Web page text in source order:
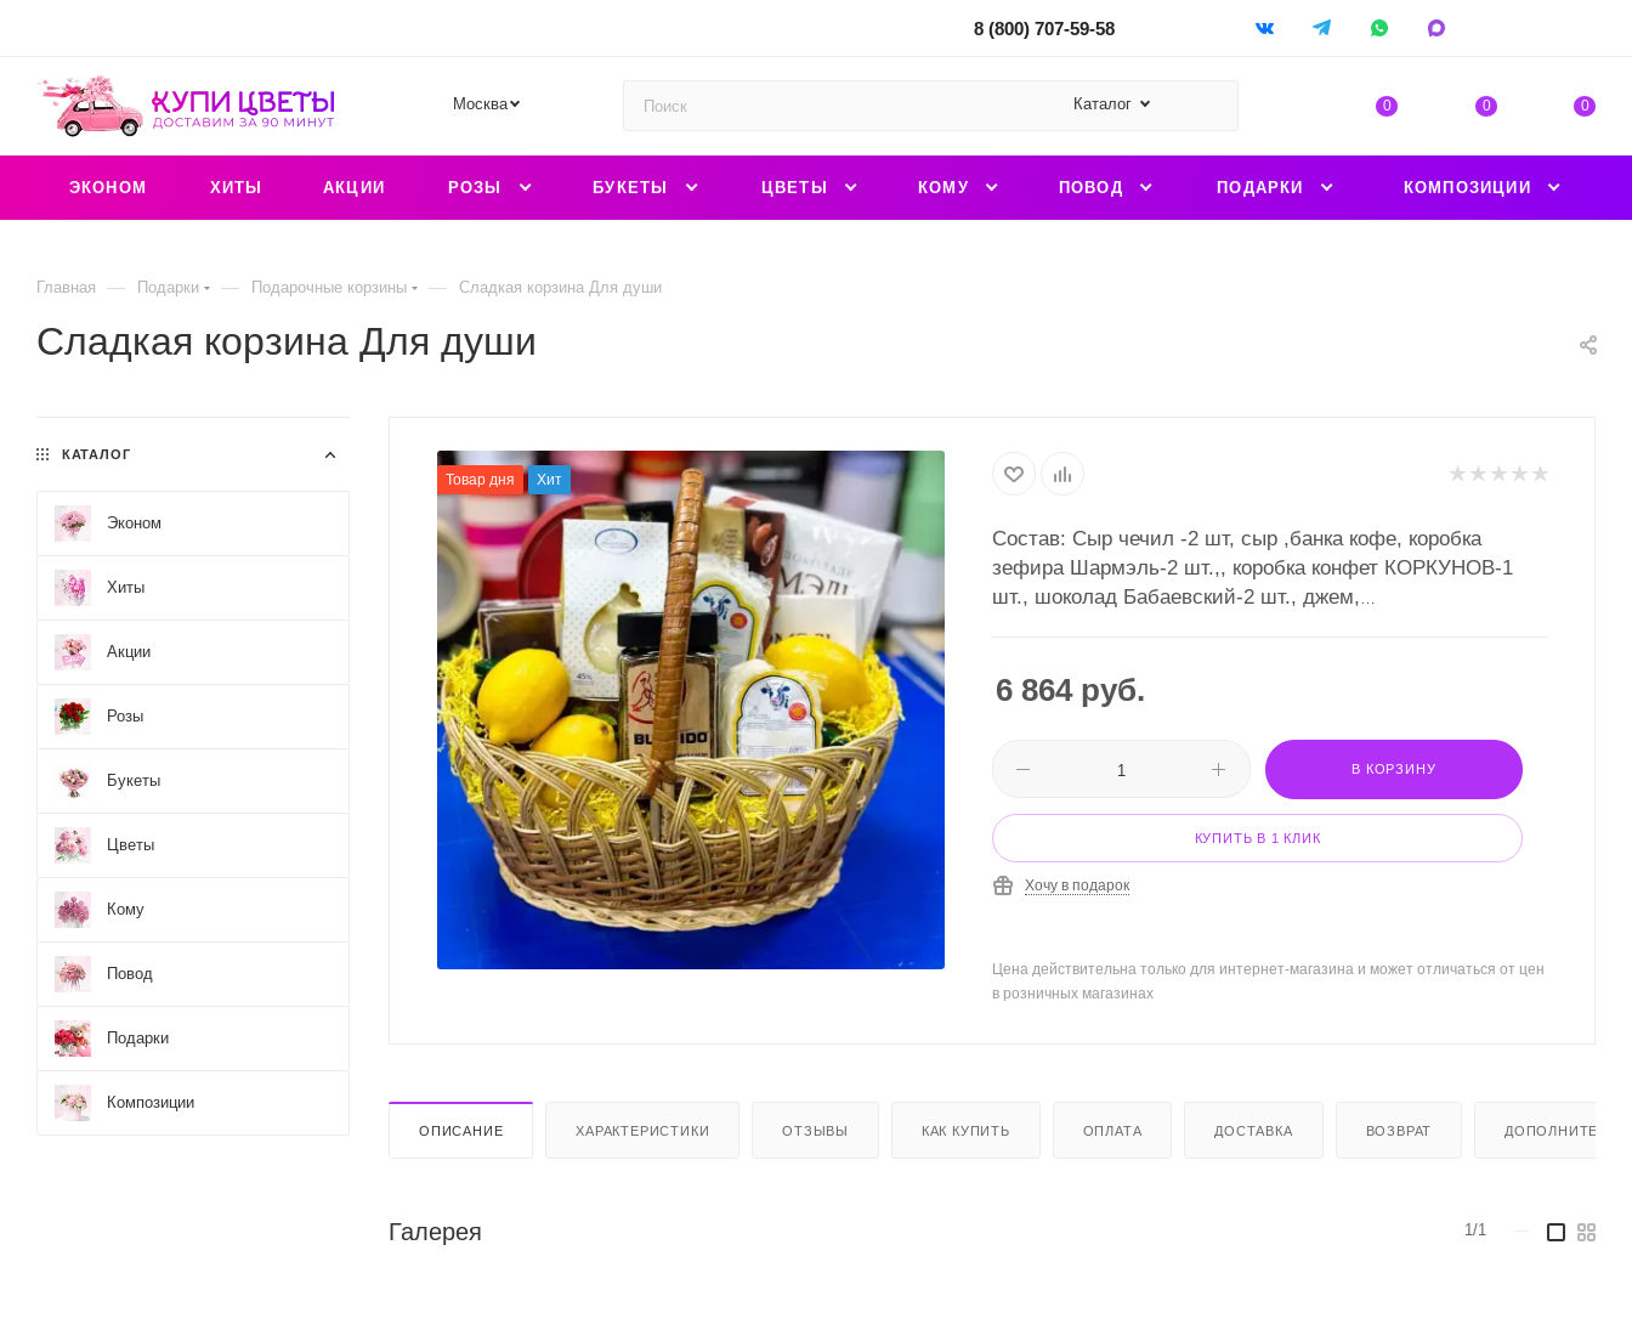
8 (800) 707-59-58
Москва Каталог 0 0 0
ЭКОНОМ ХИТЫ АКЦИИ РОЗЫ БУКЕТЫ ЦВЕТЫ КОМУ ПОВОД ПОДАРКИ КОМПОЗИЦИИ
Главная — Подарки — Подарочные корзины — Сладкая корзина Для души
Сладкая корзина Для души
Товар дня Хит
Состав: Сыр чечил -2 шт, сыр ,банка кофе, коробка
зефира Шармэль-2 шт.,, коробка конфет КОРКУНОВ-1
шт., шоколад Бабаевский-2 шт., джем,
6 864руб.
В КОРЗИНУ
КУПИТЬ В 1 КЛИК
Хочу в подарок
Цена действительна только для интернет-магазина и может отличаться от цен
в розничных магазинах
ОПИСАНИЕ ХАРАКТЕРИСТИКИ ОТЗЫВЫ КАК КУПИТЬ ОПЛАТА ДОСТАВКА ВОЗВРАТ
Галерея 1/1
КАТАЛОГ
Эконом
Хиты
Акции
Розы
Букеты
Цветы
Кому
Повод
Подарки
Композиции